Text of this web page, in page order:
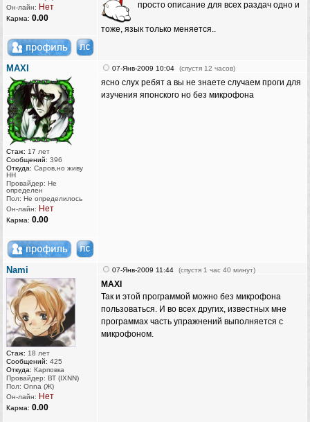
Он-лайн: Нет
Карма: 0.00
просто описание для всех раздач одно и
тоже, язык только меняется..
MAXI
Стаж: 17 лет
Сообщений: 396
Откуда: Саров,но живу
НН
Провайдер: Не
определен
Пол: Не определилось
Он-лайн: Нет
Карма: 0.00
07-Янв-2009 10:04 (спустя 12 часов)
ясно слух ребят а вы не знаете случаем проги для
изучения японского но без микрофона
Nami
Стаж: 18 лет
Сообщений: 425
Откуда: Карповка
Провайдер: ВТ (IXNN)
Пол: Onna (Ж)
Он-лайн: Нет
Карма: 0.00
07-Янв-2009 11:44 (спустя 1 час 40 минут)
MAXI
Так и этой программой можно без микрофона
пользоваться. И во всех других, известных мне
программах часть упражнений выполняется с
микрофоном.